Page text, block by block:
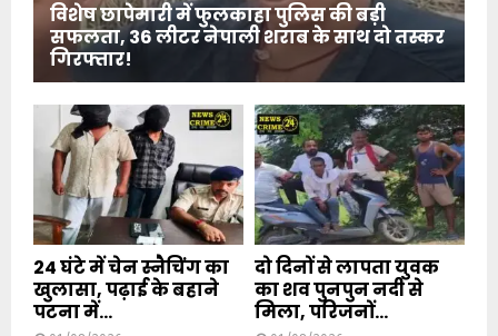
विशेष छापेमारी में फुलकाहा पुलिस की बड़ी
सफलता, 36 लीटर नेपाली शराब के साथ दो तस्कर
गिरफ्तार!
24 घंटे में चेन स्नैचिंग का
खुलासा, पढ़ाई के बहाने
पटना में...
दो दिनों से लापता युवक
का शव पुनपुन नदी से
मिला, परिजनों...